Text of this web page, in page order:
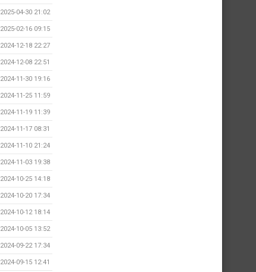
2025-04-30 21:02
2025-02-16 09:15
2024-12-18 22:27
2024-12-08 22:51
2024-11-30 19:16
2024-11-25 11:59
2024-11-19 11:39
2024-11-17 08:31
2024-11-10 21:24
2024-11-03 19:38
2024-10-25 14:18
2024-10-20 17:34
2024-10-12 18:14
2024-10-05 13:52
2024-09-22 17:34
2024-09-15 12:41